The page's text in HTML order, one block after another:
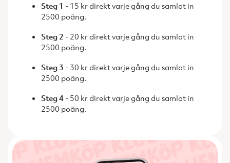
Steg 1 - 15 kr direkt varje gång du samlat in
2500 poäng.
Steg 2 - 20 kr direkt varje gång du samlat in
2500 poäng.
Steg 3 - 30 kr direkt varje gång du samlat in
2500 poäng.
Steg 4 - 50 kr direkt varje gång du samlat in
2500 poäng.